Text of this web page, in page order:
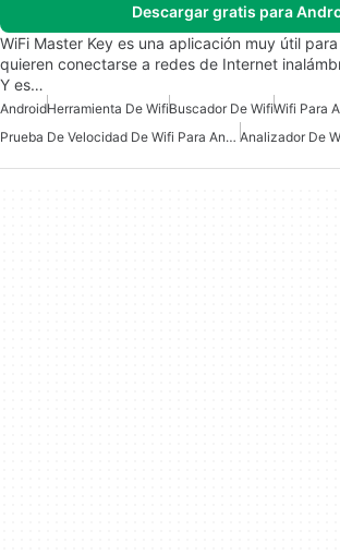
Descargar gratis para
WiFi Master Key es una aplicación muy útil
quieren conectarse a redes de Internet
Y es…
AndroidHerramienta De WifiBuscador De WifiWifi Para
Prueba De Velocidad De Wifi Para Android Analizador De